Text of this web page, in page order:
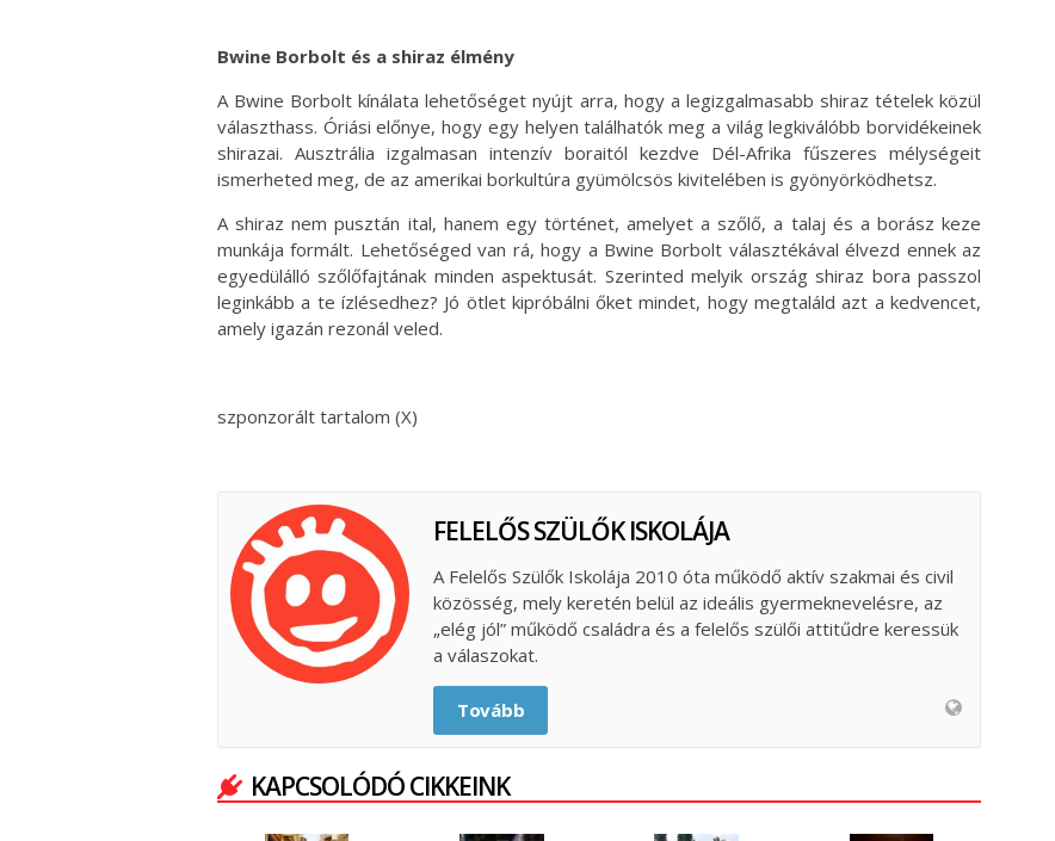
Bwine Borbolt és a shiraz élmény
A Bwine Borbolt kínálata lehetőséget nyújt arra, hogy a legizgalmasabb shiraz tételek közül
választhass. Óriási előnye, hogy egy helyen találhatók meg a világ legkiválóbb borvidékeinek
shirazai. Ausztrália izgalmasan intenzív boraitól kezdve Dél-Afrika fűszeres mélységeit
ismerheted meg, de az amerikai borkultúra gyümölcsös kivitelében is gyönyörködhetsz.
A shiraz nem pusztán ital, hanem egy történet, amelyet a szőlő, a talaj és a borász keze
munkája formált. Lehetőséged van rá, hogy a Bwine Borbolt választékával élvezd ennek az
egyedülálló szőlőfajtának minden aspektusát. Szerinted melyik ország shiraz bora passzol
leginkább a te ízlésedhez? Jó ötlet kipróbálni őket mindet, hogy megtaláld azt a kedvencet,
amely igazán rezonál veled.
szponzorált tartalom (X)
FELELŐS SZÜLŐK ISKOLÁJA
A Felelős Szülők Iskolája 2010 óta működő aktív szakmai és civil
közösség, mely keretén belül az ideális gyermeknevelésre, az
„elég jól” működő családra és a felelős szülői attitűdre keressük
a válaszokat.
Tovább
KAPCSOLÓDÓ CIKKEINK